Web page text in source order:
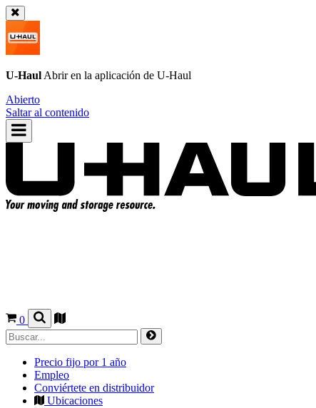
U-Haul Abrir en la aplicación de U-Haul
Abierto
Saltar al contenido
0
Precio fijo por 1 año
Empleo
Conviértete en distribuidor
Ubicaciones